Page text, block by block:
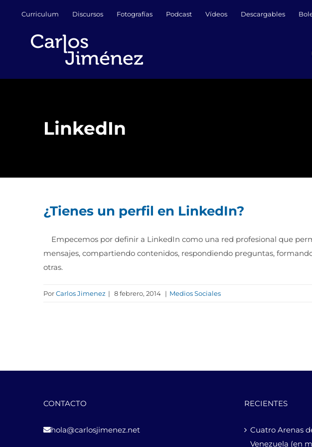
contenido
Curriculum Discursos Fotografías Podcast Vídeos Descargables
LinkedIn
¿Tienes un perfil en LinkedIn?
Empecemos por definir a LinkedIn como una red profesional que
mensajes, compartiendo contenidos, respondiendo preguntas,
otras.
PorCarlos Jimenez | 8 febrero, 2014 | Medios Sociales
CONTACTO
hola@carlosjimenez.net
RECIENTES
Cuatro Arenas
Venezuela (en